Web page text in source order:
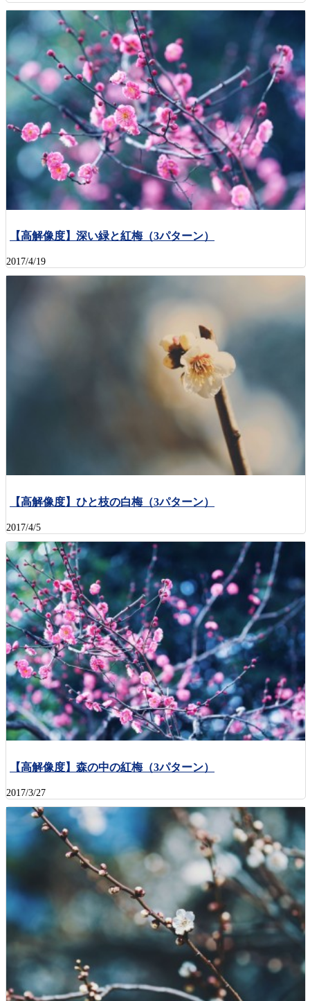
【高解像度】深い緑と紅梅（3パターン）
2017/4/19
【高解像度】ひと枝の白梅（3パターン）
2017/4/5
【高解像度】森の中の紅梅（3パターン）
2017/3/27